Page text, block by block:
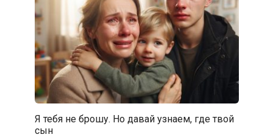
Я тебя не брошу. Но давай узнаем, где твой
сын